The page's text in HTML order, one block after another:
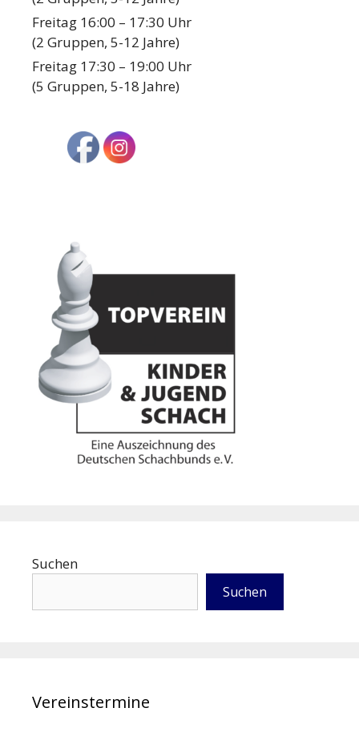
Freitag 16:00 – 17:30 Uhr
(2 Gruppen, 5-12 Jahre)
Freitag 17:30 – 19:00 Uhr
(5 Gruppen, 5-18 Jahre)
Suchen
Suchen
Vereinstermine